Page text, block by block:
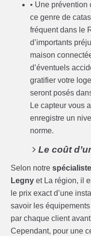
• Une
ce genre de
fréquent dans le
d’importants
maison
d’éventuels
gratifier votre
seront posés
Le capteur vous
enregistre un
norme.
Le coût
Selon notre
Legny et La région, il
le prix exact d’une
savoir les
par chaque client
Cependant, pour une